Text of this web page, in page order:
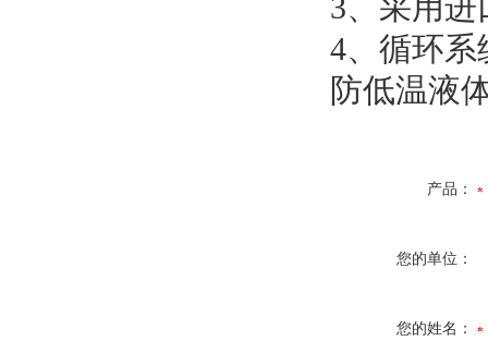
4、循环系
防低温液
产品：
您的单位：
您的姓名：